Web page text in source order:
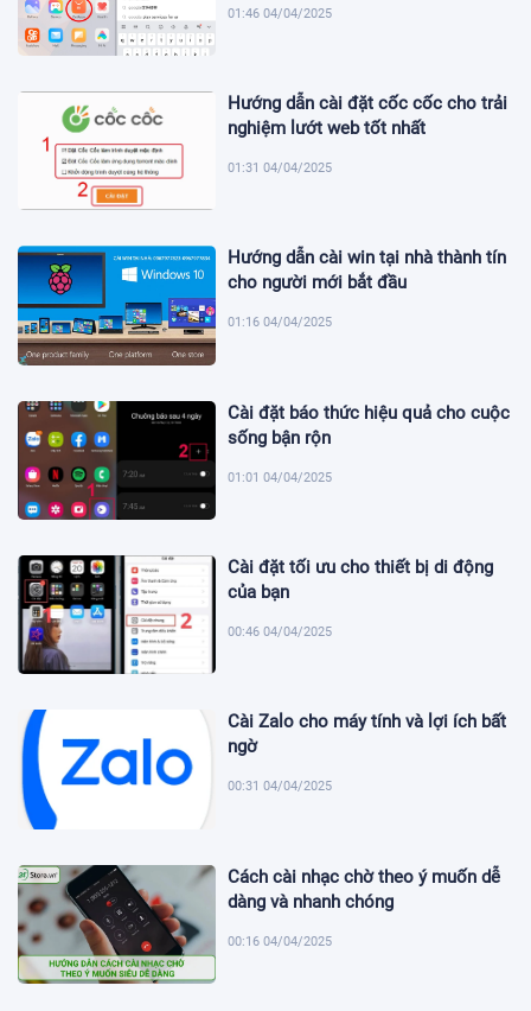
01:46 04/04/2025
Hướng dẫn cài đặt cốc cốc cho trải
nghiệm lướt web tốt nhất
01:31 04/04/2025
Hướng dẫn cài win tại nhà thành tín
cho người mới bắt đầu
01:16 04/04/2025
Cài đặt báo thức hiệu quả cho cuộc
sống bận rộn
01:01 04/04/2025
Cài đặt tối ưu cho thiết bị di động
của bạn
00:46 04/04/2025
Cài Zalo cho máy tính và lợi ích bất
ngờ
00:31 04/04/2025
Cách cài nhạc chờ theo ý muốn dễ
dàng và nhanh chóng
00:16 04/04/2025